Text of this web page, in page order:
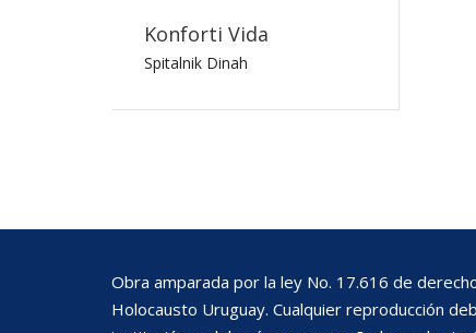
Konforti Vida
Spitalnik Dinah
Obra amparada por la ley No. 17.616 de
Holocausto Uruguay. Cualquier reproducción